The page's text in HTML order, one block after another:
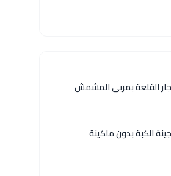
القلعة بمربى المشمش
الكبة بدون ماكينة